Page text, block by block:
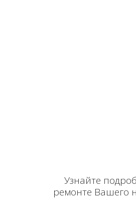
Узнайте
ремонте Вашего